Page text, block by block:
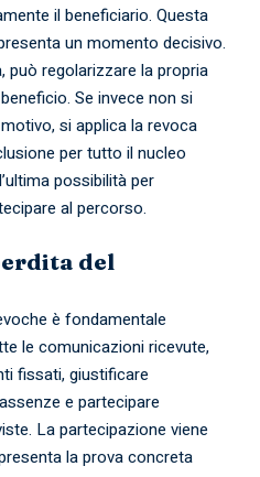
il beneficiario. Questa
un momento decisivo.
può regolarizzare la propria
Se invece non si
si applica la revoca
per tutto il nucleo
possibilità per
al percorso.
del
è fondamentale
le comunicazioni ricevute,
fissati, giustificare
e partecipare
La partecipazione viene
la prova concreta